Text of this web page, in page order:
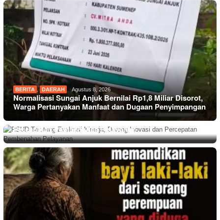
BERITA , DAERAH Agustus 8, 2026
Normalisasi Sungai Anjuk Bernilai Rp1,8 Miliar Disorot,
Warga Pertanyakan Manfaat dan Dugaan Penyimpangan
BERITA Agustus 8, 2026
RSUD Tarutung Evaluasi Kinerja, Dorong Inovasi dan
Percepatan Pembenahan Pelayanan